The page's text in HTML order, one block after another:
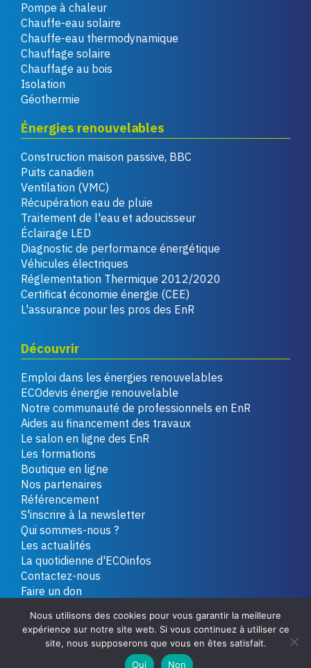
Pompe à chaleur
Chauffe-eau solaire
Chauffe-eau thermodynamique
Chauffage solaire
Chauffage au bois
Isolation
Géothermie
Énergies renouvelables
Construction maison passive, BBC
Puits canadien
Ventilation (VMC)
Récupération eau de pluie
Traitement de l'eau et adoucisseur
Éclairage LED
Diagnostic de performance énergétique
Véhicules électriques
Réglementation Thermique 2012/2020
Certificat économie énergie (CEE)
L'assurance pour les pros des EnR
Découvrir
Emploi dans les énergies renouvelables
ECOdevis énergie renouvelable
Notre communauté de professionnels en EnR
Aides au financement des travaux
Le salon en ligne des EnR
Les formations
Boutique en ligne
Nos partenaires
Référencement
S'inscrire à la newsletter
Qui sommes-nous ?
Les actualités
La quotidienne d'ECOinfos
Contactez-nous
Faire un don
Copyright 2026 - Tous droits réservés Plan du site
Politique de confidentialité
Nous utilisons des cookies pour vous garantir la meilleure
expérience sur notre site web. Si vous continuez à utiliser ce
site, nous supposerons que vous en êtes satisfait.
Oui
Non